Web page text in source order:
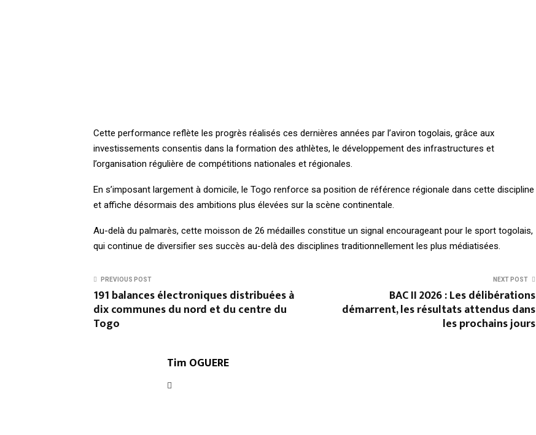
Cette performance reflète les progrès réalisés ces dernières années par l’aviron togolais, grâce aux
investissements consentis dans la formation des athlètes, le développement des infrastructures et
l’organisation régulière de compétitions nationales et régionales.
En s’imposant largement à domicile, le Togo renforce sa position de référence régionale dans cette discipline
et affiche désormais des ambitions plus élevées sur la scène continentale.
Au-delà du palmarès, cette moisson de 26 médailles constitue un signal encourageant pour le sport togolais,
qui continue de diversifier ses succès au-delà des disciplines traditionnellement les plus médiatisées.
PREVIOUS POST
191 balances électroniques distribuées à
dix communes du nord et du centre du
Togo
NEXT POST
BAC II 2026 : Les délibérations
démarrent, les résultats attendus dans
les prochains jours
Tim OGUERE